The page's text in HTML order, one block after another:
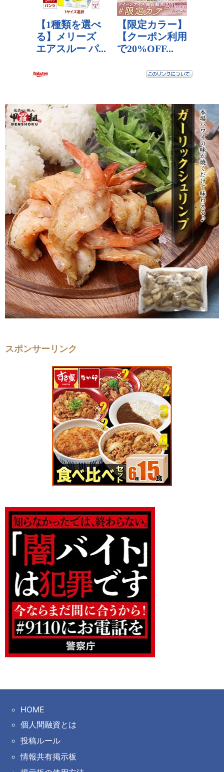
スポンサーリンク
HOME
個人間融資とは
投稿ルール
情報共有掲示板